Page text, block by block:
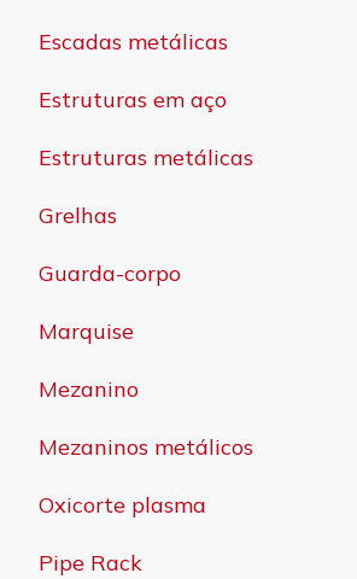
Escadas metálicas
Estruturas em aço
Estruturas metálicas
Grelhas
Guarda-corpo
Marquise
Mezanino
Mezaninos metálicos
Oxicorte plasma
Pipe Rack